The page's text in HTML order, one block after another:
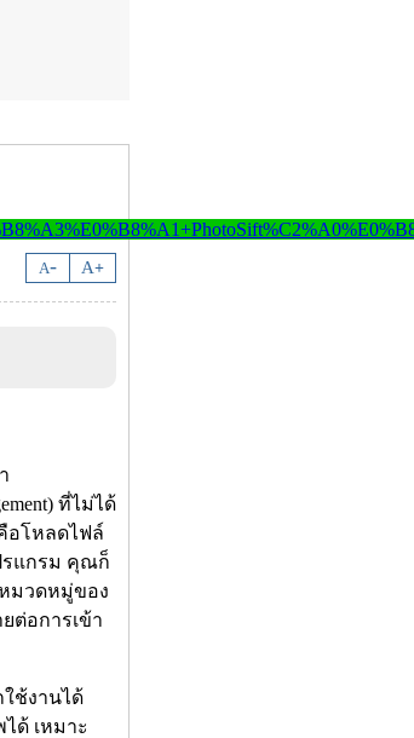
A- A+
ที่ไม่ได้
อโหลดไฟล์
รแกรม คุณก็
มวดหมู่ของ
ต่อการเข้า
ช้งานได้
ด้ เหมาะ